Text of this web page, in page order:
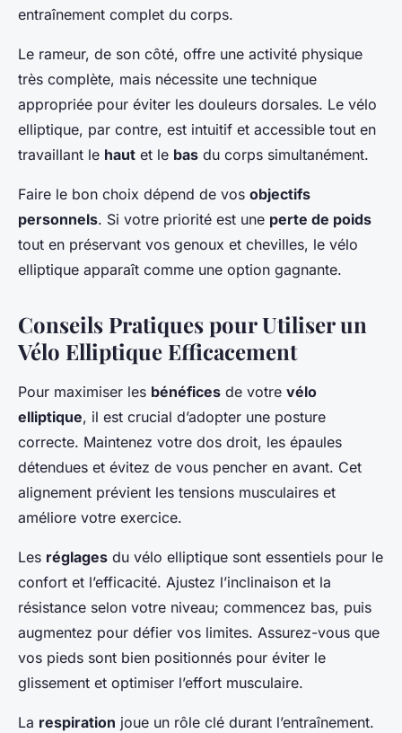
entraînement complet du corps.
Le rameur, de son côté, offre une activité physique
très complète, mais nécessite une technique
appropriée pour éviter les douleurs dorsales. Le vélo
elliptique, par contre, est intuitif et accessible tout en
travaillant le haut et le bas du corps simultanément.
Faire le bon choix dépend de vos objectifs
personnels. Si votre priorité est une perte de poids
tout en préservant vos genoux et chevilles, le vélo
elliptique apparaît comme une option gagnante.
Conseils Pratiques pour Utiliser un
Vélo Elliptique Efficacement
Pour maximiser les bénéfices de votre vélo
elliptique, il est crucial d’adopter une posture
correcte. Maintenez votre dos droit, les épaules
détendues et évitez de vous pencher en avant. Cet
alignement prévient les tensions musculaires et
améliore votre exercice.
Les réglages du vélo elliptique sont essentiels pour le
confort et l’efficacité. Ajustez l’inclinaison et la
résistance selon votre niveau; commencez bas, puis
augmentez pour défier vos limites. Assurez-vous que
vos pieds sont bien positionnés pour éviter le
glissement et optimiser l’effort musculaire.
La respiration joue un rôle clé durant l’entraînement.